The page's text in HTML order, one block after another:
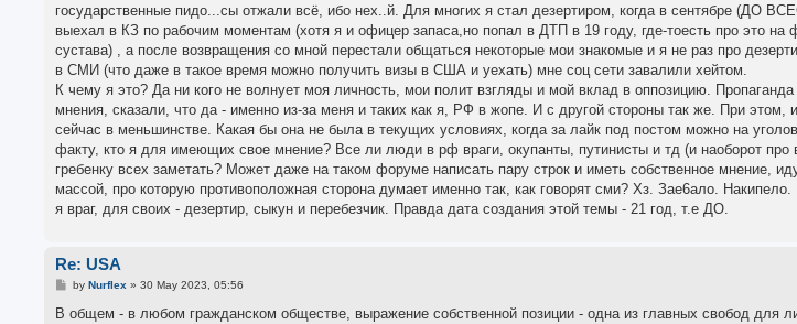
государственные пидо...сы отжали всё, ибо нех..й. Для многих я стал дезертиром, когда в сентябре (ДО
выехал в КЗ по рабочим моментам (хотя я и офицер запаса,но попал в ДТП в 19 году, где-тоесть про это
сустава) , а после возвращения со мной перестали общаться некоторые мои знакомые и я не раз про
в СМИ (что даже в такое время можно получить визы в США и уехать) мне соц сети завалили хейтом.
К чему я это? Да ни кого не волнует моя личность, мои полит взгляды и мой вклад в оппозицию.
мнения, сказали, что да - именно из-за меня и таких как я, РФ в жопе. И с другой стороны так же. При этом,
сейчас в меньшинстве. Какая бы она не была в текущих условиях, когда за лайк под постом можно на
факту, кто я для имеющих свое мнение? Все ли люди в рф враги, окупанты, путинисты и тд (и наоборот
гребенку всех заметать? Может даже на таком форуме написать пару строк и иметь собственное мнение,
массой, про которую противоположная сторона думает именно так, как говорят сми? Хз. Зае6ало.
я враг, для своих - дезертир, сыкун и перебезчик. Правда дата создания этой темы - 21 год, т.е ДО.
Re: USA
P
s
by Nurflex» 30 May 2023, 05:56
В общем - в любом гражданском обществе, выражение собственной позиции - одна из главных свобод для